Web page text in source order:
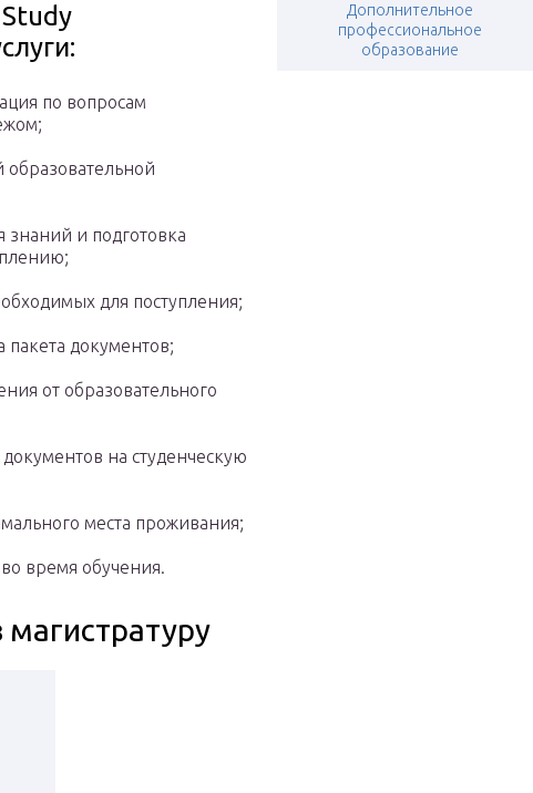
Дополнительное
профессиональное
образование
по вопросам
и подготовка
для поступления;
пакета документов;
от образовательного
на студенческую
места проживания;
время обучения.